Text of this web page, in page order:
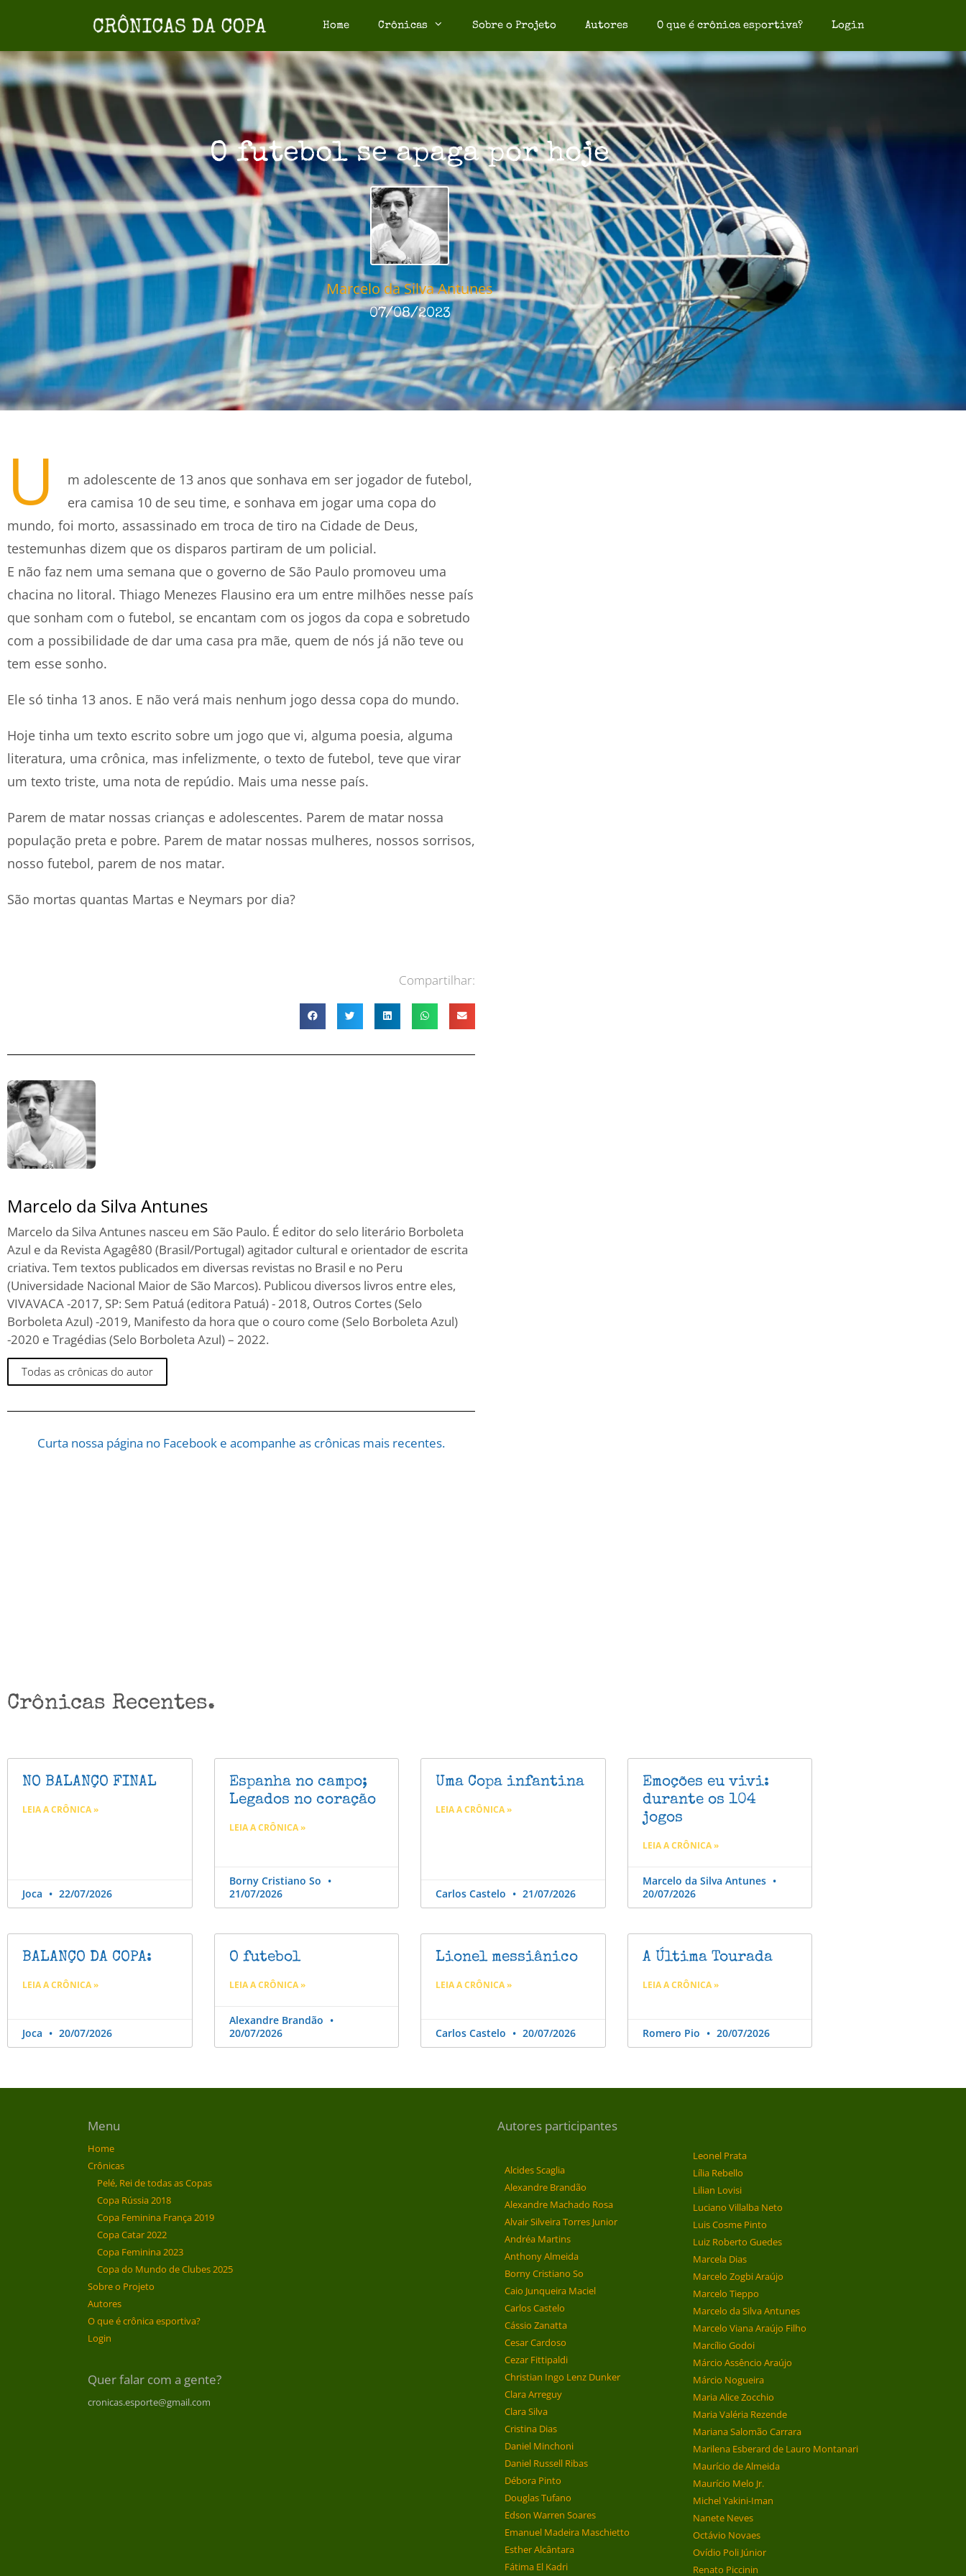
Home Crônicas Sobre o Projeto Autores O que é crônica esportiva? Login
O futebol se apaga por hoje
Marcelo da Silva Antunes
07/08/2023
U
m adolescente de 13 anos que sonhava em ser jogador de futebol,
era camisa 10 de seu time, e sonhava em jogar uma copa do
mundo, foi morto, assassinado em troca de tiro na Cidade de Deus,
testemunhas dizem que os disparos partiram de um policial.
E não faz nem uma semana que o governo de São Paulo promoveu uma
chacina no litoral. Thiago Menezes Flausino era um entre milhões nesse país
que sonham com o futebol, se encantam com os jogos da copa e sobretudo
com a possibilidade de dar uma casa pra mãe, quem de nós já não teve ou
tem esse sonho.
Ele só tinha 13 anos. E não verá mais nenhum jogo dessa copa do mundo.
Hoje tinha um texto escrito sobre um jogo que vi, alguma poesia, alguma
literatura, uma crônica, mas infelizmente, o texto de futebol, teve que virar
um texto triste, uma nota de repúdio. Mais uma nesse país.
Parem de matar nossas crianças e adolescentes. Parem de matar nossa
população preta e pobre. Parem de matar nossas mulheres, nossos sorrisos,
nosso futebol, parem de nos matar.
São mortas quantas Martas e Neymars por dia?
Compartilhar:
Marcelo da Silva Antunes
Marcelo da Silva Antunes nasceu em São Paulo. É editor do selo literário Borboleta
Azul e da Revista Agagê80 (Brasil/Portugal) agitador cultural e orientador de escrita
criativa. Tem textos publicados em diversas revistas no Brasil e no Peru
(Universidade Nacional Maior de São Marcos). Publicou diversos livros entre eles,
VIVAVACA -2017, SP: Sem Patuá (editora Patuá) - 2018, Outros Cortes (Selo
Borboleta Azul) -2019, Manifesto da hora que o couro come (Selo Borboleta Azul)
-2020 e Tragédias (Selo Borboleta Azul) – 2022.
Todas as crônicas do autor
Curta nossa página no Facebook e acompanhe as crônicas mais recentes.
Crônicas Recentes.
NO BALANÇO FINAL
LEIA A CRÔNICA »
Joca 22/07/2026
Espanha no campo;
Legados no coração
LEIA A CRÔNICA »
Borny Cristiano So
21/07/2026
Uma Copa infantina
LEIA A CRÔNICA »
Carlos Castelo 21/07/2026
Emoções eu vivi:
durante os 104
jogos
LEIA A CRÔNICA »
Marcelo da Silva Antunes
20/07/2026
BALANÇO DA COPA:
LEIA A CRÔNICA »
Joca 20/07/2026
O futebol
LEIA A CRÔNICA »
Alexandre Brandão
20/07/2026
Lionel messiânico
LEIA A CRÔNICA »
Carlos Castelo 20/07/2026
A Última Tourada
LEIA A CRÔNICA »
Romero Pio 20/07/2026
Menu
Home
Crônicas
Pelé, Rei de todas as Copas
Copa Rússia 2018
Copa Feminina França 2019
Copa Catar 2022
Copa Feminina 2023
Copa do Mundo de Clubes 2025
Sobre o Projeto
Autores
O que é crônica esportiva?
Login
Quer falar com a gente?
cronicas.esporte@gmail.com
Autores participantes
Alcides Scaglia
Alexandre Brandão
Alexandre Machado Rosa
Alvair Silveira Torres Junior
Andréa Martins
Anthony Almeida
Borny Cristiano So
Caio Junqueira Maciel
Carlos Castelo
Cássio Zanatta
Cesar Cardoso
Cezar Fittipaldi
Christian Ingo Lenz Dunker
Clara Arreguy
Clara Silva
Cristina Dias
Daniel Minchoni
Daniel Russell Ribas
Débora Pinto
Douglas Tufano
Edson Warren Soares
Emanuel Madeira Maschietto
Esther Alcântara
Fátima El Kadri
Leonel Prata
Lília Rebello
Lilian Lovisi
Luciano Villalba Neto
Luis Cosme Pinto
Luiz Roberto Guedes
Marcela Dias
Marcelo Zogbi Araújo
Marcelo Tieppo
Marcelo da Silva Antunes
Marcelo Viana Araújo Filho
Marcílio Godoi
Márcio Assêncio Araújo
Márcio Nogueira
Maria Alice Zocchio
Maria Valéria Rezende
Mariana Salomão Carrara
Marilena Esberard de Lauro Montanari
Maurício de Almeida
Maurício Melo Jr.
Michel Yakini-Iman
Nanete Neves
Octávio Novaes
Ovídio Poli Júnior
Renato Piccinin